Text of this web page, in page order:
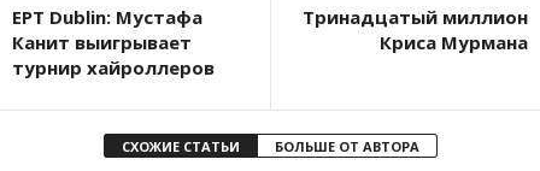
EPT Dublin: Мустафа
Канит выигрывает
турнир хайроллеров
Тринадцатый миллион
Криса Мурмана
СХОЖИЕ СТАТЬИ БОЛЬШЕ ОТ АВТОРА